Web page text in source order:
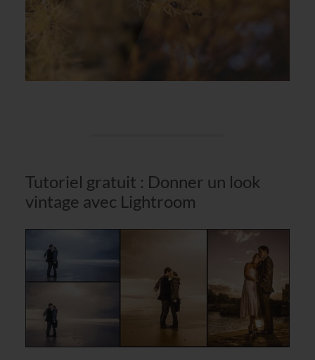
Tutoriel gratuit : Donner un look
vintage avec Lightroom